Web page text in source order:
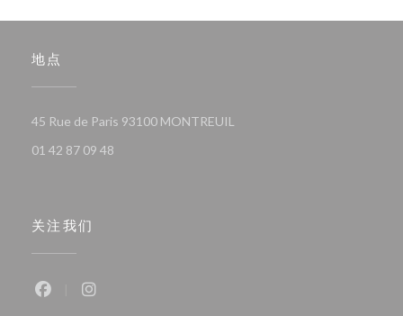
地点
45 Rue de Paris 93100 MONTREUIL
01 42 87 09 48
关注我们